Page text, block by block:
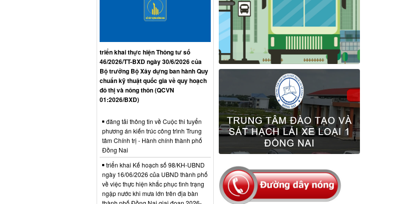
triển khai thực hiện Thông tư số
46/2026/TT-BXD ngày 30/6/2026 của
Bộ trưởng Bộ Xây dựng ban hành Quy
chuẩn kỹ thuật quốc gia về quy hoạch
đô thị và nông thôn (QCVN
01:2026/BXD)
đăng tải thông tin về Cuộc thi tuyển
phương án kiến trúc công trình Trung
tâm Chính trị - Hành chính thành phố
Đồng Nai
triển khai Kế hoạch số 98/KH-UBND
ngày 16/06/2026 của UBND thành phố
về việc thực hiện khắc phục tình trạng
ngập nước khi mưa lớn trên địa bàn